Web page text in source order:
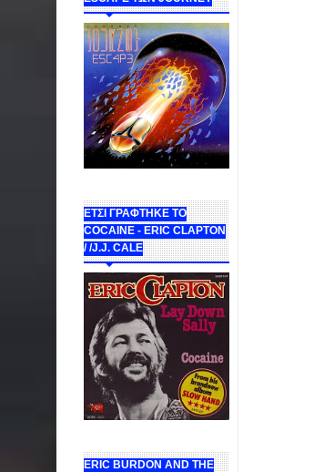
ΕΤΣΙ ΓΡΑΦΤΗΚΕ ΤΟ
COCAINE - ERIC CLAPTON
/ /J.J. CALE
ERIC BURDON AND THE